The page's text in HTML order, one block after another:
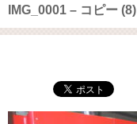
IMG_0001 – コピー (8)